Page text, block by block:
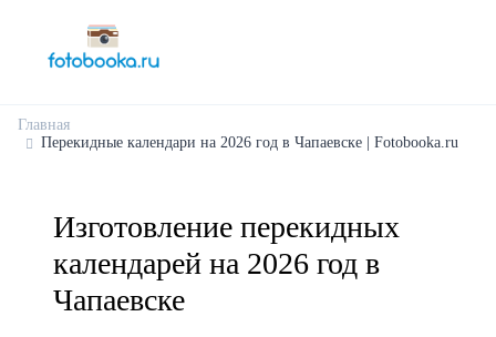
Главная
Перекидные календари на 2026 год в Чапаевске | Fotobooka.ru
Изготовление перекидных
календарей на 2026 год в
Чапаевске